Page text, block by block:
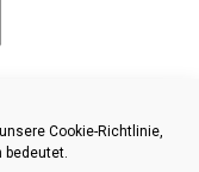
Cookie-Richtlinie,
bedeutet.